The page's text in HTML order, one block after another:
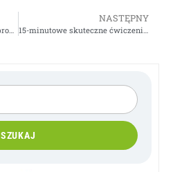
SZUKAJ
NASTĘPNY